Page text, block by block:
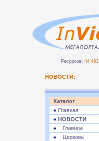
Ресурсов: 44 493
НОВОСТИ:
Каталог
Главная
НОВОСТИ
Главное
Церковь